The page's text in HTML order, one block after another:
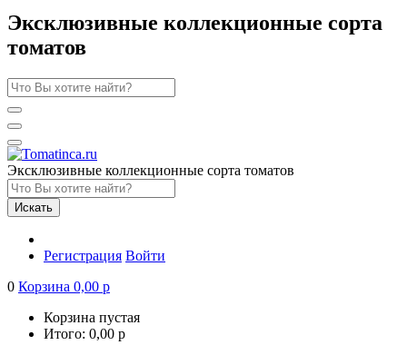
Эксклюзивные коллекционные сорта
томатов
Эксклюзивные коллекционные сорта томатов
Искать
Регистрация Войти
0 Корзина 0,00 р
Корзина пустая
Итого: 0,00 р